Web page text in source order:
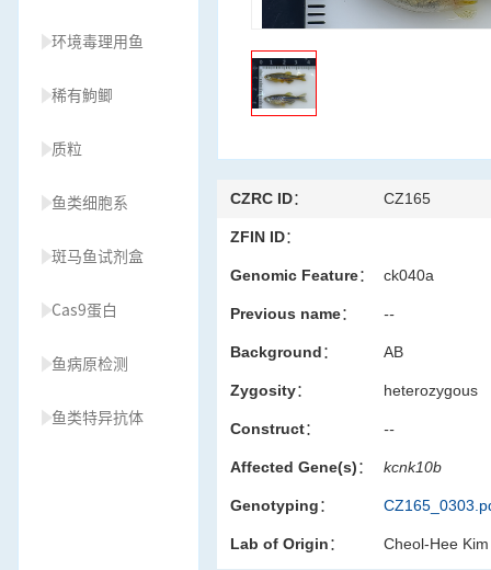
环境毒理用鱼
稀有鮈鲫
质粒
鱼类细胞系
斑马鱼试剂盒
Cas9蛋白
鱼病原检测
鱼类特异抗体
CZRC ID： CZ165
ZFIN ID：
Genomic Feature： ck040a
Previous name： --
Background： AB
Zygosity： heterozygous
Construct： --
Affected Gene(s)： kcnk10b
Genotyping：
Lab of Origin： Cheol-Hee